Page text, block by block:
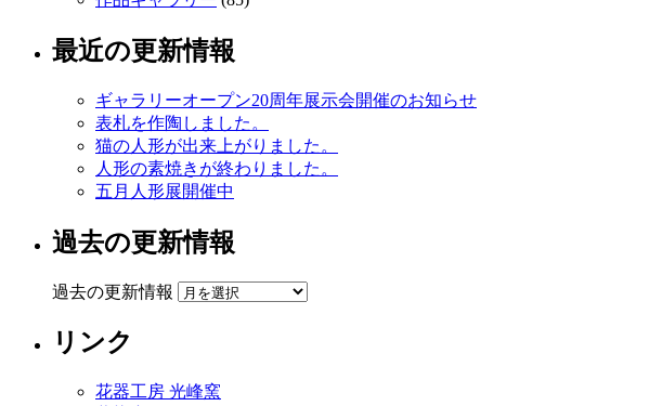
最近の更新情報
ギャラリーオープン20周年展示会開催のお知らせ
表札を作陶しました。
猫の人形が出来上がりました。
人形の素焼きが終わりました。
五月人形展開催中
過去の更新情報
過去の更新情報
リンク
花器工房 光峰窯